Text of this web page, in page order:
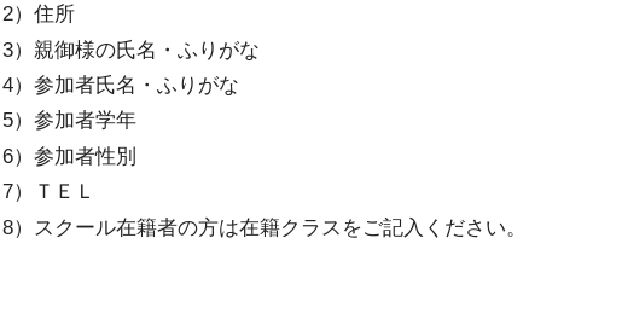
2）住所
3）親御様の氏名・ふりがな
4）参加者氏名・ふりがな
5）参加者学年
6）参加者性別
7）ＴＥＬ
8）スクール在籍者の方は在籍クラスをご記入ください。